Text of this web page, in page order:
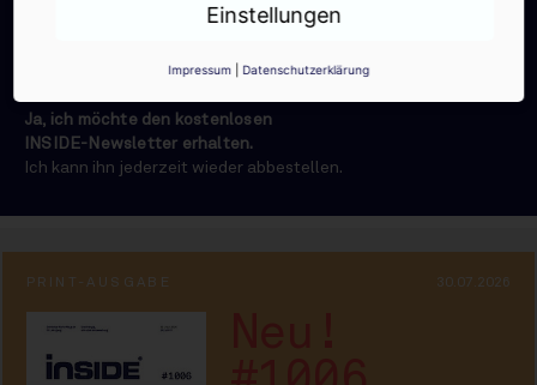
Ja, ich möchte den kostenlosen
INSIDE-Newsletter erhalten.
Ich kann ihn jederzeit wieder abbestellen.
PRINT-AUSGABE 30.07.2026
Einstellungen
Impressum Datenschutzerklärung